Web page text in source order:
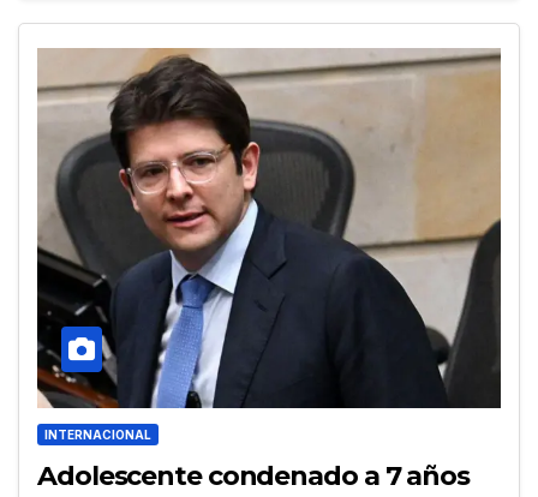
INTERNACIONAL
Adolescente condenado a 7 años